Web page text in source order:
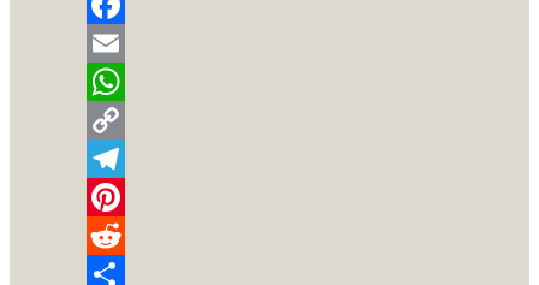
Facebook
Email
WhatsApp
Copy
Link
Telegram
Pinterest
Reddit